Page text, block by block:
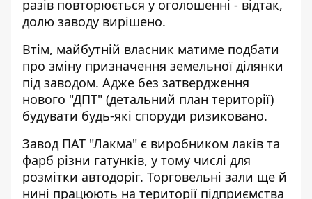
разів повторюється у оголошенні - відтак,
долю заводу вирішено.
Втім, майбутній власник матиме подбати
про зміну призначення земельної ділянки
під заводом. Адже без затвердження
нового "ДПТ" (детальний план території)
будувати будь-які споруди ризиковано.
Завод ПАТ "Лакма" є виробником лаків та
фарб різни гатунків, у тому числі для
розмітки автодоріг. Торговельні зали ще й
нині працюють на території підприємства